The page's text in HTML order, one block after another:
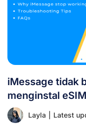
iMessage tidak
menginstal eSIM
Layla Latest